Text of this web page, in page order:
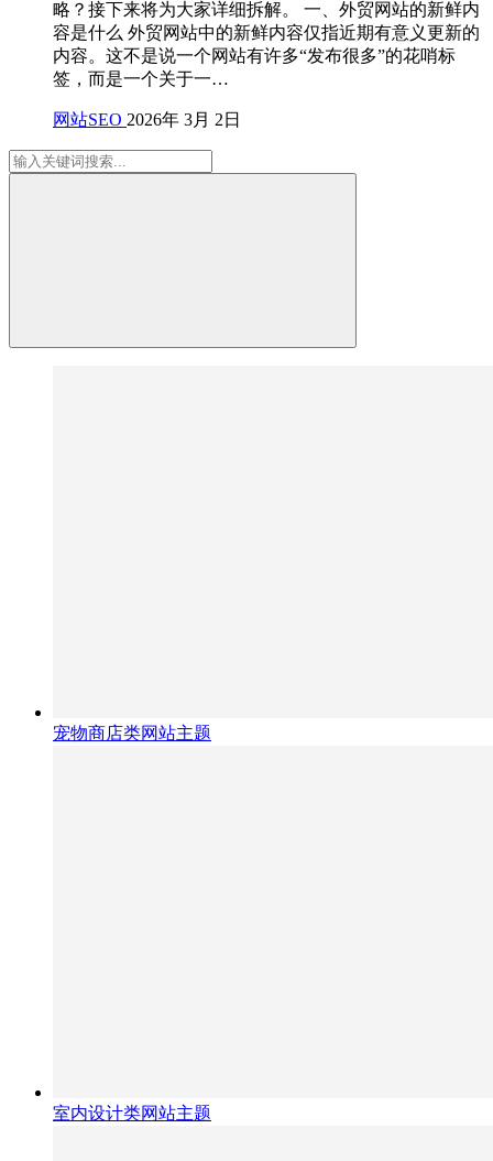
略？接下来将为大家详细拆解。 一、外贸网站的新鲜内
容是什么 外贸网站中的新鲜内容仅指近期有意义更新的
内容。这不是说一个网站有许多“发布很多”的花哨标
签，而是一个关于一…
网站SEO 2026年 3月 2日
宠物商店类网站主题
室内设计类网站主题